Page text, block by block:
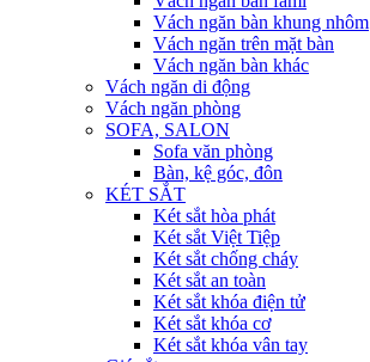
Vách ngăn bàn khung nhôm
Vách ngăn trên mặt bàn
Vách ngăn bàn khác
Vách ngăn di động
Vách ngăn phòng
SOFA, SALON
Sofa văn phòng
Bàn, kệ góc, đôn
KÉT SẮT
Két sắt hòa phát
Két sắt Việt Tiệp
Két sắt chống cháy
Két sắt an toàn
Két sắt khóa điện tử
Két sắt khóa cơ
Két sắt khóa vân tay